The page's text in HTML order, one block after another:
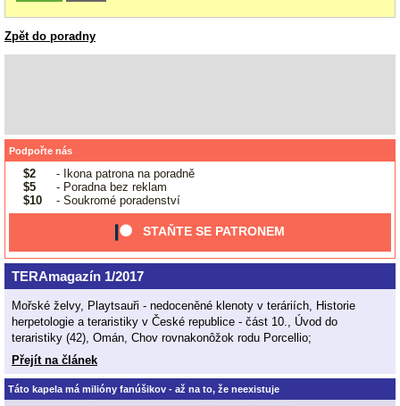
Zpět do poradny
Podpořte nás
$2
- Ikona patrona na poradně
$5
- Poradna bez reklam
$10
- Soukromé poradenství
STAŇTE SE PATRONEM
TERAmagazín 1/2017
Mořské želvy, Playtsauři - nedoceněné klenoty v teráriích, Historie
herpetologie a teraristiky v České republice - část 10., Úvod do
teraristiky (42), Omán, Chov rovnakonôžok rodu Porcellio;
Přejít na článek
Táto kapela má milióny fanúšikov - až na to, že neexistuje